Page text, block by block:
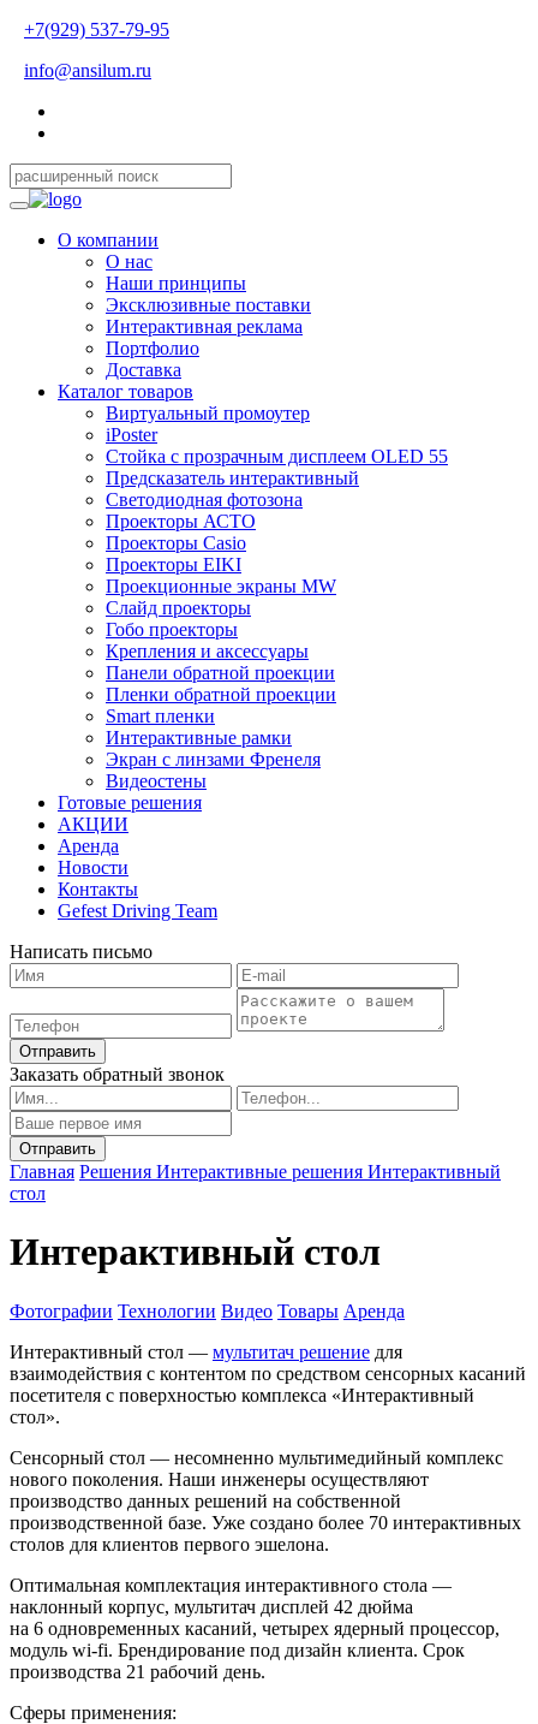
+7(929) 537-79-95
info@ansilum.ru
О компании
О нас
Наши принципы
Эксклюзивные поставки
Интерактивная реклама
Портфолио
Доставка
Каталог товаров
Виртуальный промоутер
iPoster
Стойка с прозрачным дисплеем OLED 55
Предсказатель интерактивный
Светодиодная фотозона
Проекторы АСТО
Проекторы Casio
Проекторы EIKI
Проекционные экраны MW
Слайд проекторы
Гобо проекторы
Крепления и аксессуары
Панели обратной проекции
Пленки обратной проекции
Smart пленки
Интерактивные рамки
Экран с линзами Френеля
Видеостены
Готовые решения
АКЦИИ
Аренда
Новости
Контакты
Gefest Driving Team
Написать письмо
Отправить
Заказать обратный звонок
Главная Решения Интерактивные решения Интерактивный
стол
Интерактивный стол
Фотографии Технологии Видео Товары Аренда
Интерактивный стол — мультитач решение для
взаимодействия с контентом по средством сенсорных касаний
посетителя с поверхностью комплекса «Интерактивный
стол».
Сенсорный стол — несомненно мультимедийный комплекс
нового поколения. Наши инженеры осуществляют
производство данных решений на собственной
производственной базе. Уже создано более 70 интерактивных
столов для клиентов первого эшелона.
Оптимальная комплектация интерактивного стола —
наклонный корпус, мультитач дисплей 42 дюйма
на 6 одновременных касаний, четырех ядерный процессор,
модуль wi-fi. Брендирование под дизайн клиента. Срок
производства 21 рабочий день.
Сферы применения: